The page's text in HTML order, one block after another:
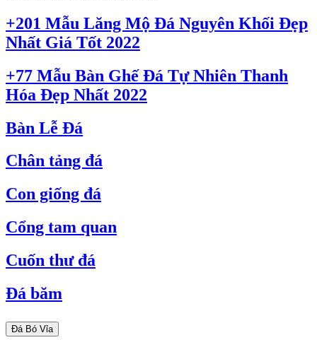
+201 Mẫu Lăng Mộ Đá Nguyên Khối Đẹp
Nhất Giá Tốt 2022
+77 Mẫu Bàn Ghế Đá Tự Nhiên Thanh
Hóa Đẹp Nhất 2022
Bàn Lễ Đá
Chân tảng đá
Con giống đá
Cổng tam quan
Cuốn thư đá
Đá băm
Đá Bó Vỉa